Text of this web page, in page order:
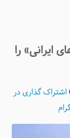
ایرانی» را
اشتراکگذاری در